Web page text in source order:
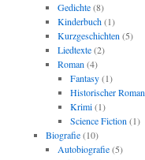
Gedichte(8)
Kinderbuch(1)
Kurzgeschichten (5)
Liedtexte(2)
Roman (4)
Fantasy(1)
Historischer Roman
Krimi(1)
Science Fiction (1)
Biografie(10)
Autobiografie(5)